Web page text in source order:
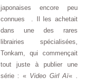
japonaises encore peu
connues
. Il les achetait
dans une des rares
librairies spécialisées,
Tonkam, qui commençait
tout juste à publier une
série : « Video Girl Aï« .